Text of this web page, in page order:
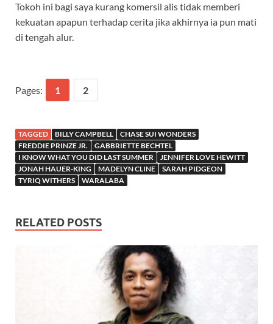
Tokoh ini bagi saya kurang komersil alis tidak memberi
kekuatan apapun terhadap cerita jika akhirnya ia pun mati
di tengah alur.
Pages: 1 2
TAGGED BILLY CAMPBELL
CHASE SUI WONDERS
FREDDIE PRINZE JR.
GABBRIETTE BECHTEL
I KNOW WHAT YOU DID LAST SUMMER
JENNIFER LOVE HEWITT
JONAH HAUER-KING
MADELYN CLINE
SARAH PIDGEON
TYRIQ WITHERS
WARALABA
RELATED POSTS